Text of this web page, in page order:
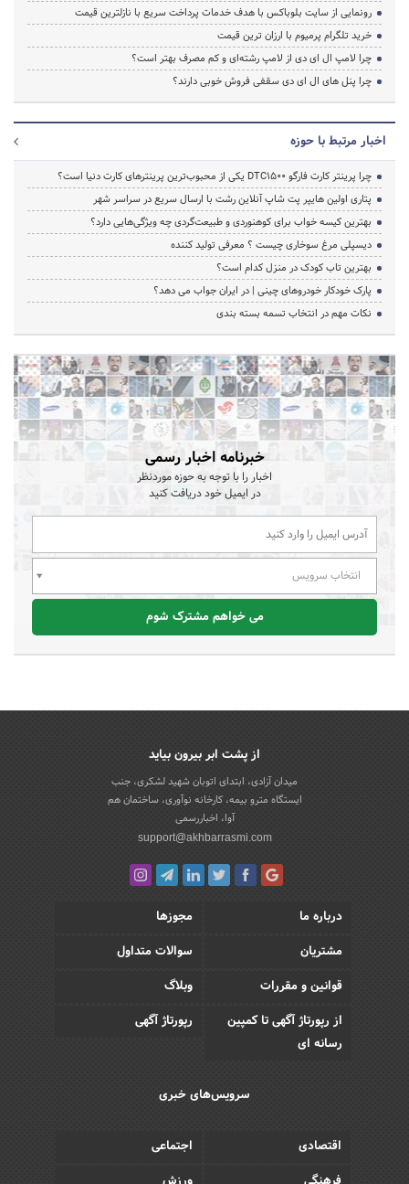
رونمایی از سایت بلوباکس با هدف خدمات پرداخت سریع با نازلترین قیمت
خرید تلگرام پرمیوم با ارزان ترین قیمت
چرا لامپ ال ای دی از لامپ رشته‌ای و کم مصرف بهتر است؟
چرا پنل های ال ای دی سقفی فروش خوبی دارند؟
اخبار مرتبط با حوزه
چرا پرینتر کارت فارگو DTC1500 یکی از محبوب‌ترین پرینترهای کارت دنیا است؟
پتاری اولین هایپر پت شاپ آنلاین رشت با ارسال سریع در سراسر شهر
بهترین کیسه خواب برای کوهنوردی و طبیعت‌گردی چه ویژگی‌هایی دارد؟
دیسپلی مرغ سوخاری چیست ؟ معرفی تولید کننده
بهترین تاب کودک در منزل کدام است؟
پارک خودکار خودروهای چینی | در ایران جواب می دهد؟
نکات مهم در انتخاب تسمه بسته بندی
خبرنامه اخبار رسمی
اخبار را با توجه به حوزه موردنظر
در ایمیل خود دریافت کنید
انتخاب سرویس
می خواهم مشترک شوم
از پشت ابر بیرون بیاید
میدان آزادی، ابتدای اتوبان شهید لشکری، جنب
ایستگاه مترو بیمه، کارخانه نوآوری، ساختمان هم
آوا، اخباررسمی
support@akhbarrasmi.com
درباره ما
مجوزها
مشتریان
سوالات متداول
قوانین و مقررات
وبلاگ
از رپورتاژ آگهی تا کمپین
رسانه ای
رپورتاژ آگهی
سرویس‌های خبری
اقتصادی
اجتماعی